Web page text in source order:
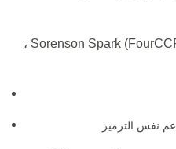
🔵 تستخدم ملفات FLV معيار H.263 تحت ترميز Sorenson Spark (FourCCFLV1) ،
نفس الترميز.